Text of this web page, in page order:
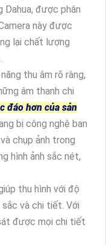
Dahua, được phân
này được
lại chất lượng
thu âm rõ ràng,
âm thanh chi
đáo hơn của sản
bị công nghệ ban
chụp ảnh trong
hình ảnh sắc nét,
thu hình với độ
và chi tiết. Với
được mọi chi tiết